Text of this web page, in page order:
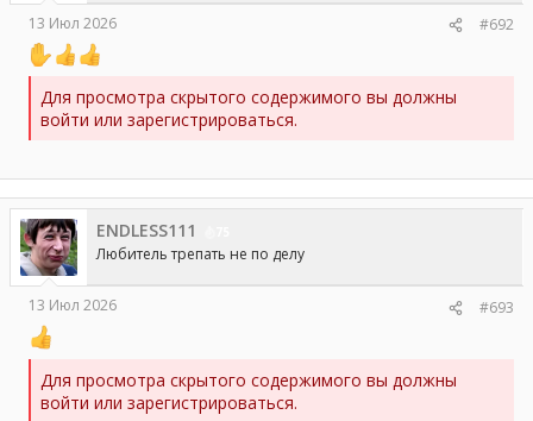
13 Июл 2026 #692
Для просмотра скрытого содержимого вы должны
войти или зарегистрироваться.
ENDLESS111
Любитель трепать не по делу
13 Июл 2026 #693
Для просмотра скрытого содержимого вы должны
войти или зарегистрироваться.